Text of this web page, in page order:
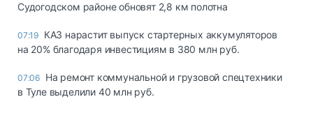
Судогодском районе обновят 2,8 км полотна
07:19 КАЗ нарастит выпуск стартерных аккумуляторов
на 20% благодаря инвестициям в 380 млн руб.
07:06 На ремонт коммунальной и грузовой спецтехники
в Туле выделили 40 млн руб.